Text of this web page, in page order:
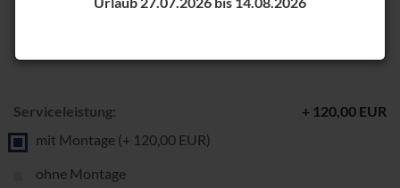
Serviceleistung:
+ 120,00 EUR
mit Montage (+ 120,00 EUR)
ohne Montage